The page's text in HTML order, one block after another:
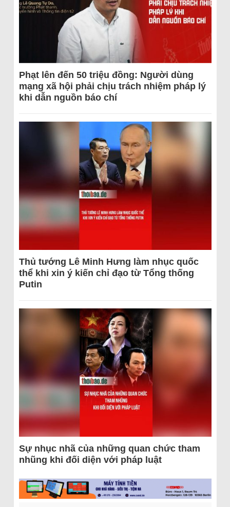
Phạt lên đến 50 triệu đồng: Người dùng
mạng xã hội phải chịu trách nhiệm pháp lý
khi dẫn nguồn báo chí
Thủ tướng Lê Minh Hưng làm nhục quốc
thể khi xin ý kiến chỉ đạo từ Tổng thống
Putin
Sự nhục nhã của những quan chức tham
nhũng khi đối diện với pháp luật